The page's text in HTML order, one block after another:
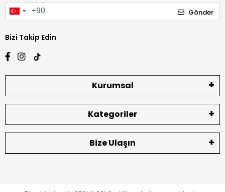
Gönder
Bizi Takip Edin
Kurumsal
Kategoriler
Bize Ulaşın